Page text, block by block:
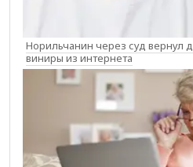
Норильчанин через суд вернул
виниры из интернета